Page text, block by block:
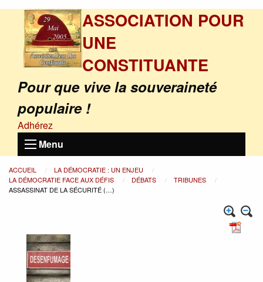
ASSOCIATION POUR
UNE
CONSTITUANTE
Pour que vive la souveraineté
populaire !
Adhérez
Menu
ACCUEIL
LA DÉMOCRATIE : UN ENJEU
LA DÉMOCRATIE FACE AUX DÉFIS
DÉBATS
TRIBUNES
ASSASSINAT DE LA SÉCURITÉ (…)